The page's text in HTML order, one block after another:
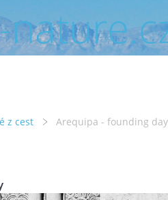
z cest Arequipa - founding day